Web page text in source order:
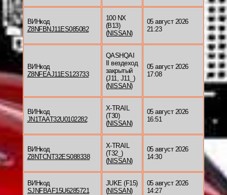
ВИНкод
Z8NFBNJ11ES085082
100 NX
(B13)
(NISSAN)
05 август 2026
21:23
ВИНкод
Z8NFEAJ11ES123733
QASHQAI
II вездеход
закрытый
(J11, J11_)
(NISSAN)
05 август 2026
17:08
ВИНкод
JN1TAAT32U0102282
X-TRAIL
(T30)
(NISSAN)
05 август 2026
16:51
ВИНкод
Z8NTCNT32ES088338
X-TRAIL
(T32_)
(NISSAN)
05 август 2026
14:30
ВИНкод
SJNFBAF15U6285721
JUKE (F15)
(NISSAN)
05 август 2026
14:27